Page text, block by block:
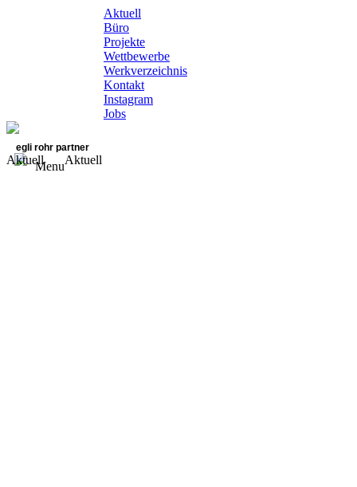
Aktuell
Büro
Projekte
Wettbewerbe
Werkverzeichnis
Kontakt
Instagram
Jobs
egli rohr partner
Menu
Aktuell Aktuell